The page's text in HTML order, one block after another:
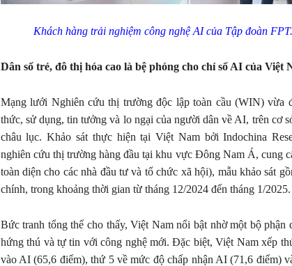
Khách hàng trải nghiệm công nghệ AI của Tập đoàn
Dân số trẻ, đô thị hóa cao là bệ phóng cho chỉ số AI của Việt
Mạng lưới Nghiên cứu thị trường độc lập toàn cầu (WIN) vừa
thức, sử dụng, tin tưởng và lo ngại của người dân về AI, trên cơ
châu lục. Khảo sát thực hiện tại Việt Nam bởi Indochina
nghiên cứu thị trường hàng đầu tại khu vực Đông Nam Á, cung
toàn diện cho các nhà đầu tư và tổ chức xã hội), mẫu khảo sát
chính, trong khoảng thời gian từ tháng 12/2024 đến tháng 1/2025.
Bức tranh tổng thể cho thấy, Việt Nam nổi bật nhờ một bộ phận
hứng thú và tự tin với công nghệ mới. Đặc biệt, Việt Nam xếp
vào AI (65,6 điểm), thứ 5 về mức độ chấp nhận AI (71,6 điểm)